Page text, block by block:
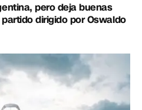
pero deja buenas
dirigido por Oswaldo